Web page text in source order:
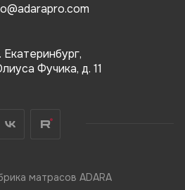
Екатеринбург,
Фучика, д. 11
матрасов ADARA